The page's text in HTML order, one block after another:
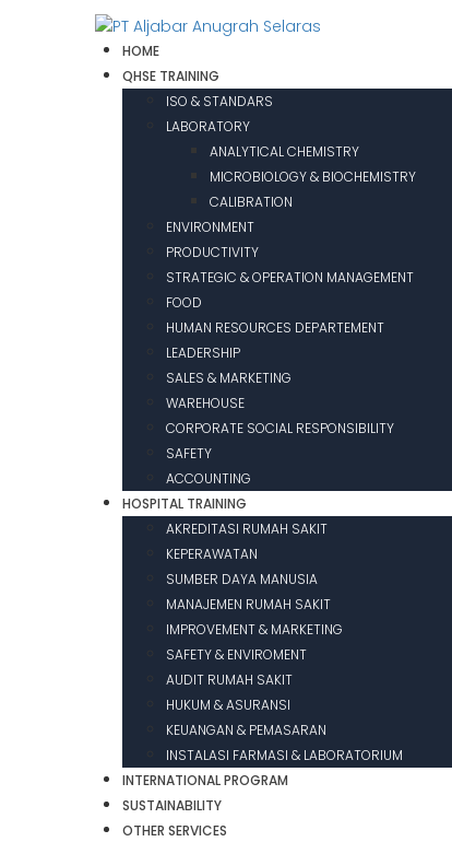
HOME
QHSE TRAINING
ISO & STANDARS
LABORATORY
ANALYTICAL CHEMISTRY
MICROBIOLOGY & BIOCHEMISTRY
CALIBRATION
ENVIRONMENT
PRODUCTIVITY
STRATEGIC & OPERATION MANAGEMENT
FOOD
HUMAN RESOURCES DEPARTEMENT
LEADERSHIP
SALES & MARKETING
WAREHOUSE
CORPORATE SOCIAL RESPONSIBILITY
SAFETY
ACCOUNTING
HOSPITAL TRAINING
AKREDITASI RUMAH SAKIT
KEPERAWATAN
SUMBER DAYA MANUSIA
MANAJEMEN RUMAH SAKIT
IMPROVEMENT & MARKETING
SAFETY & ENVIROMENT
AUDIT RUMAH SAKIT
HUKUM & ASURANSI
KEUANGAN & PEMASARAN
INSTALASI FARMASI & LABORATORIUM
INTERNATIONAL PROGRAM
SUSTAINABILITY
OTHER SERVICES